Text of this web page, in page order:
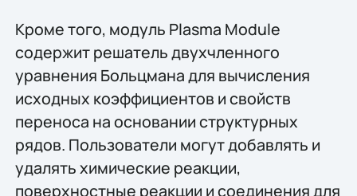
Кроме того, модуль Plasma Module
содержит решатель двухчленного
уравнения Больцмана для вычисления
исходных коэффициентов и свойств
переноса на основании структурных
рядов. Пользователи могут добавлять и
удалять химические реакции,
поверхностные реакции и соединения для